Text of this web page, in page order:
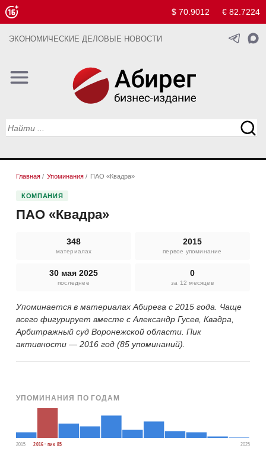
$ 70.9012 € 82.7224
ЭКОНОМИЧЕСКИЕ ДЕЛОВЫЕ НОВОСТИ
Главная / Упоминания / ПАО «Квадра»
КОМПАНИЯ
ПАО «Квадра»
348
материалах
2015
первое упоминание
30 мая 2025
последнее
0
за 12 месяцев
Упоминается в материалах Абирега с 2015 года. Чаще
всего фигурирует вместе с Александр Гусев, Квадра,
Арбитражный суд Воронежской области. Пик
активности — 2016 год (85 упоминаний).
УПОМИНАНИЯ ПО ГОДАМ
2015 2016 · пик 85 2025